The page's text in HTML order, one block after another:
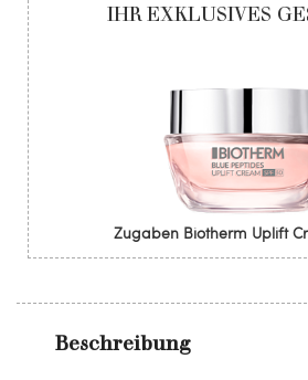
Beschreibung
IHR EXKLUSIVES
Zugaben Biotherm Uplift